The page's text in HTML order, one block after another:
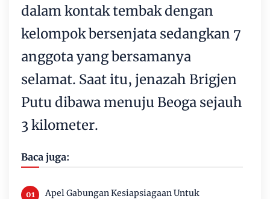
dalam kontak tembak dengan
kelompok bersenjata sedangkan 7
anggota yang bersamanya
selamat. Saat itu, jenazah Brigjen
Putu dibawa menuju Beoga sejauh
3 kilometer.
Baca juga:
Apel Gabungan Kesiapsiagaan Untuk